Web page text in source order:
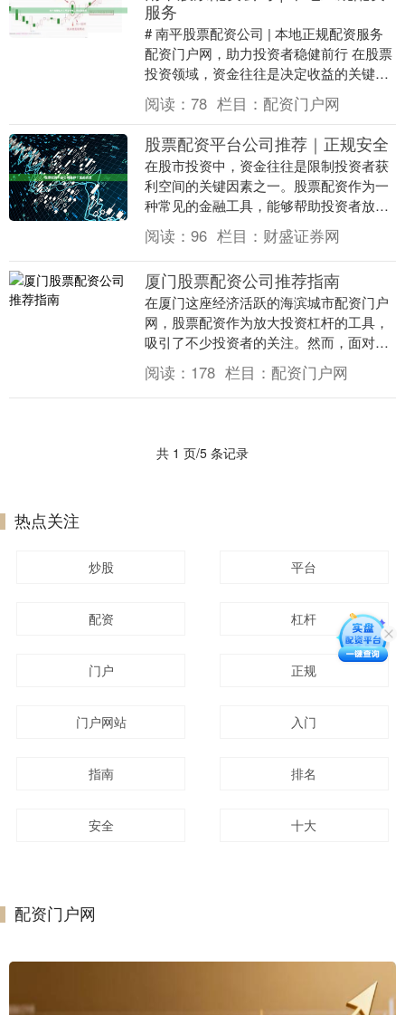
服务
# 南平股票配资公司 | 本地正规配资服务
配资门户网，助力投资者稳健前行 在股票
投资领域，资金往往是决定收益的关键因
素之一。对于南平地区的投资者而言，选
择一家正....
阅读： 78 栏目： 配资门户网
股票配资平台公司推荐｜正规安全
在股市投资中，资金往往是限制投资者获
利空间的关键因素之一。股票配资作为一
种常见的金融工具，能够帮助投资者放大
资金杠杆，提升收益潜力。然而，面对市
场上众多的配资平....
阅读： 96 栏目： 财盛证券网
厦门股票配资公司推荐指南
在厦门这座经济活跃的海滨城市配资门户
网，股票配资作为放大投资杠杆的工具，
吸引了不少投资者的关注。然而，面对市
场上众多配资公司，如何筛选出正规、安
全的平台，成为投....
阅读： 178 栏目： 配资门户网
共 1 页/5 条记录
热点关注
炒股 平台
配资 杠杆
门户 正规
门户网站 入门
指南 排名
安全 十大
配资门户网